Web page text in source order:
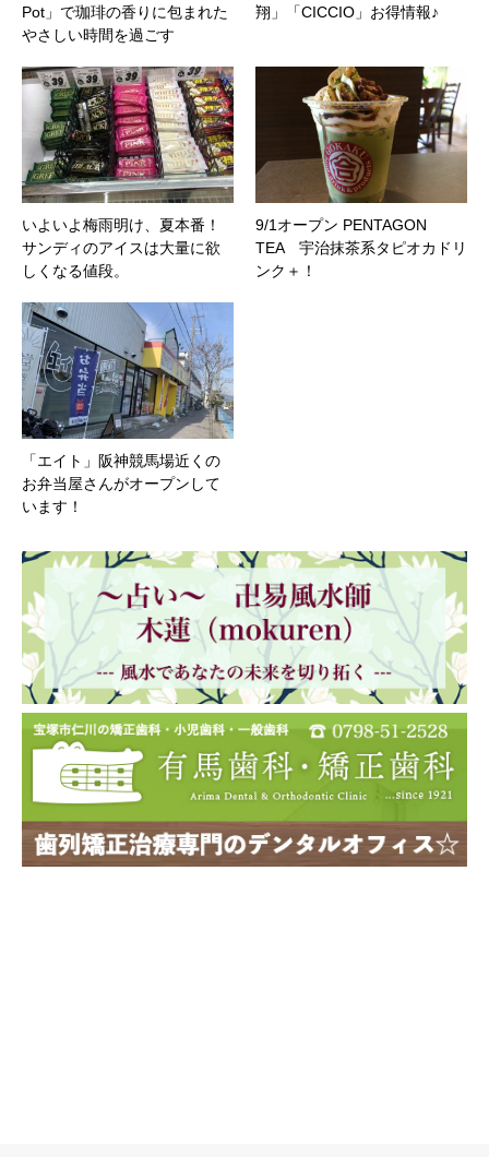
Pot」で珈琲の香りに包まれた
やさしい時間を過ごす
翔」「CICCIO」お得情報♪
いよいよ梅雨明け、夏本番！
サンディのアイスは大量に欲
しくなる値段。
9/1オープン PENTAGON
TEA 宇治抹茶系タピオカドリ
ンク＋！
「エイト」阪神競馬場近くの
お弁当屋さんがオープンして
います！